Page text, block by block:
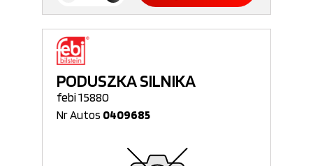
PODUSZKA SILNIKA
febi 15880
Nr Autos 0409685